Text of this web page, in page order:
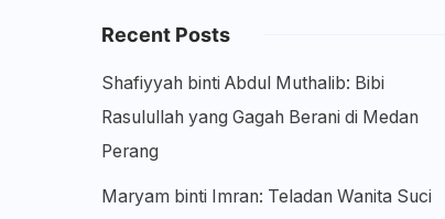
Recent Posts
Shafiyyah binti Abdul Muthalib: Bibi
Rasulullah yang Gagah Berani di Medan
Perang
Maryam binti Imran: Teladan Wanita Suci